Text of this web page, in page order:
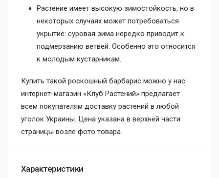
Растение имеет высокую зимостойкость, но в
некоторых случаях может потребоваться
укрытие: суровая зима нередко приводит к
подмерзанию ветвей. Особенно это относится
к молодым кустарникам.
Купить такой роскошный барбарис можно у нас:
интернет-магазин «Клуб Растений» предлагает
всем покупателям доставку растений в любой
уголок Украины. Цена указана в верхней части
страницы возле фото товара.
Характеристики